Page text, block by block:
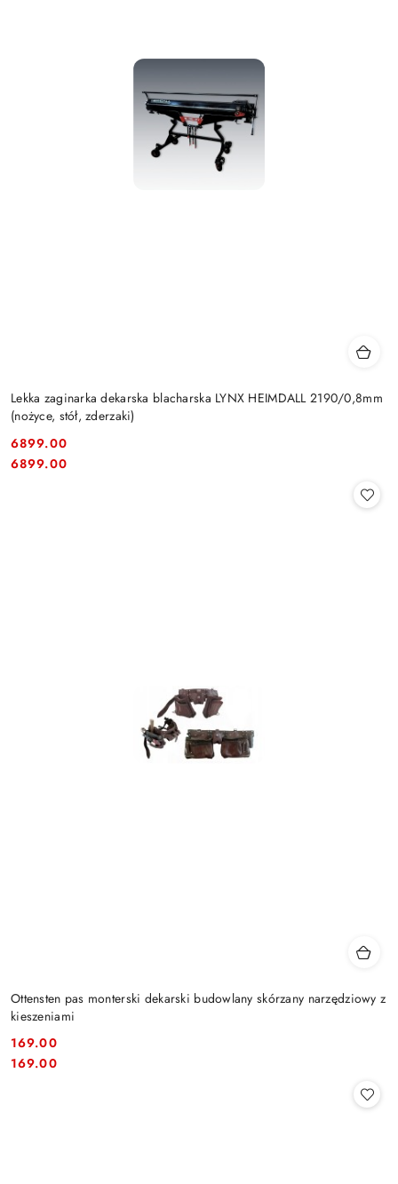
Lekka zaginarka dekarska blacharska LYNX HEIMDALL 2190/0,8mm
(nożyce, stół, zderzaki)
Cena:
6899.00
Cena:
6899.00
Ottensten pas monterski dekarski budowlany skórzany narzędziowy z
kieszeniami
Cena:
169.00
Cena:
169.00